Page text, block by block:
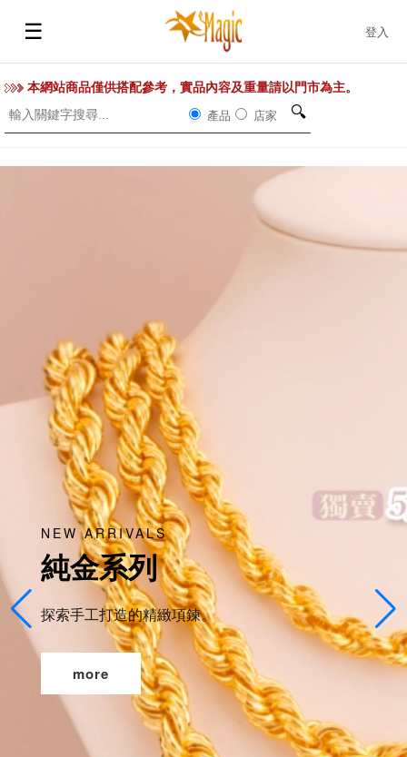
☰ 登入
本網站商品僅供搭配參考，實品內容及重量請以門市為主。
產品 店家 🔍
NEW ARRIVALS
純金系列
探索手工打造的精緻項鍊。
more